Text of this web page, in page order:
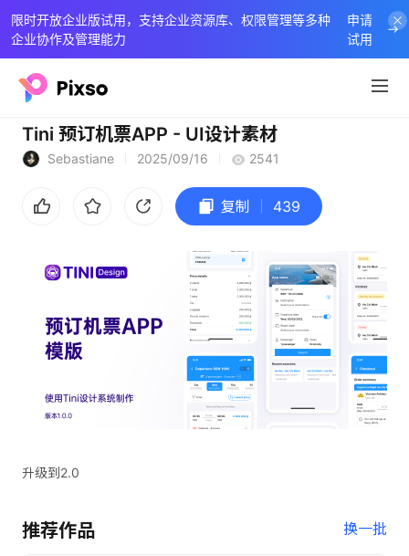
限时开放企业版试用，支持企业资源库、权限管理等多种
企业协作及管理能力
申请
试用
Tini 预订机票APP - UI设计素材
Sebastiane 2025/09/16 2541
复制 439
升级到2.0
推荐作品 换一批